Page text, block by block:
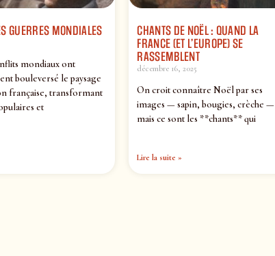
GUERRES MONDIALES
mondiaux ont
bouleversé le paysage
française, transformant
et
CHANTS DE NOËL : QUAND LA
FRANCE (ET L’EUROPE) SE
RASSEMBLENT
décembre 16, 2025
On croit connaître Noël par ses
images — sapin, bougies, crèche —
mais ce sont les **chants** qui
Lire la suite »